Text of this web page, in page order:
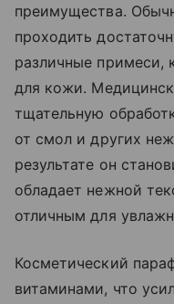
преимущества.
проходить
различные примеси,
для кожи.
тщательную
от смол и других
результате он
обладает нежной
отличным для
Косметический
витаминами, что